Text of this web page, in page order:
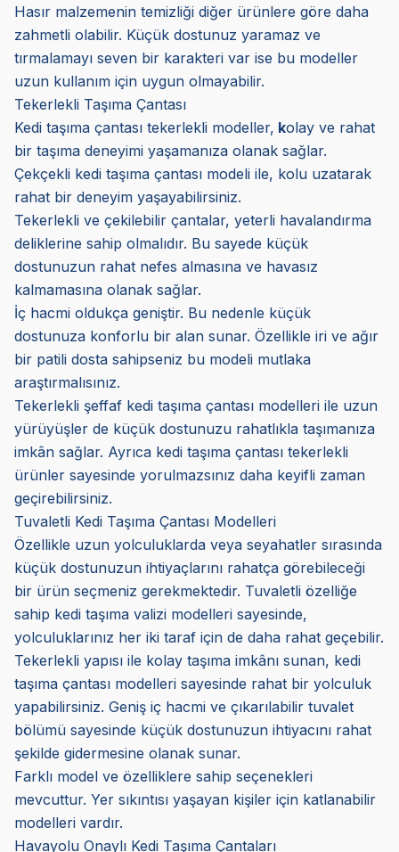
Hasır malzemenin temizliği diğer ürünlere göre daha
zahmetli olabilir. Küçük dostunuz yaramaz ve
tırmalamayı seven bir karakteri var ise bu modeller
uzun kullanım için uygun olmayabilir.
Tekerlekli Taşıma Çantası
Kedi taşıma çantası tekerlekli modeller, kolay ve rahat
bir taşıma deneyimi yaşamanıza olanak sağlar.
Çekçekli kedi taşıma çantası modeli ile, kolu uzatarak
rahat bir deneyim yaşayabilirsiniz.
Tekerlekli ve çekilebilir çantalar, yeterli havalandırma
deliklerine sahip olmalıdır. Bu sayede küçük
dostunuzun rahat nefes almasına ve havasız
kalmamasına olanak sağlar.
İç hacmi oldukça geniştir. Bu nedenle küçük
dostunuza konforlu bir alan sunar. Özellikle iri ve ağır
bir patili dosta sahipseniz bu modeli mutlaka
araştırmalısınız.
Tekerlekli şeffaf kedi taşıma çantası modelleri ile uzun
yürüyüşler de küçük dostunuzu rahatlıkla taşımanıza
imkân sağlar. Ayrıca kedi taşıma çantası tekerlekli
ürünler sayesinde yorulmazsınız daha keyifli zaman
geçirebilirsiniz.
Tuvaletli Kedi Taşıma Çantası Modelleri
Özellikle uzun yolculuklarda veya seyahatler sırasında
küçük dostunuzun ihtiyaçlarını rahatça görebileceği
bir ürün seçmeniz gerekmektedir. Tuvaletli özelliğe
sahip kedi taşıma valizi modelleri sayesinde,
yolculuklarınız her iki taraf için de daha rahat geçebilir.
Tekerlekli yapısı ile kolay taşıma imkânı sunan, kedi
taşıma çantası modelleri sayesinde rahat bir yolculuk
yapabilirsiniz. Geniş iç hacmi ve çıkarılabilir tuvalet
bölümü sayesinde küçük dostunuzun ihtiyacını rahat
şekilde gidermesine olanak sunar.
Farklı model ve özelliklere sahip seçenekleri
mevcuttur. Yer sıkıntısı yaşayan kişiler için katlanabilir
modelleri vardır.
Havayolu Onaylı Kedi Taşıma Çantaları